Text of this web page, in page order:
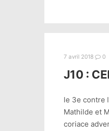
7 avril 2018 0
J10 :
le 3e contre
Mathilde et
coriace